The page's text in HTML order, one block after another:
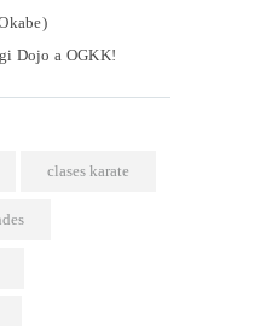
Dojo a OGKK!
clases karate